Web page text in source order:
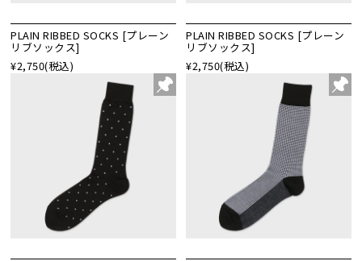
PLAIN RIBBED SOCKS [プレーン
リブソックス]
¥2,750(税込)
PLAIN RIBBED SOCKS [プレーン
リブソックス]
¥2,750(税込)